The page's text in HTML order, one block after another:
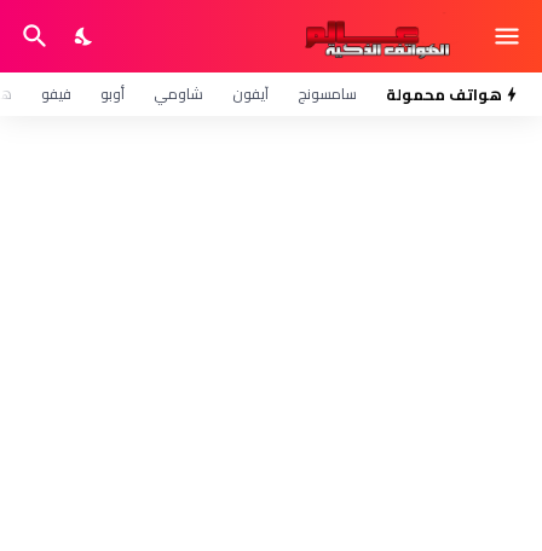
هواتف محمولة سامسونج آيفون شاومي أوبو فيفو